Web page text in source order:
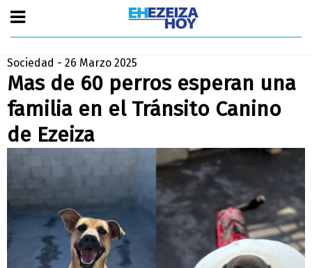
Sociedad - 26 Marzo 2025
Mas de 60 perros esperan una
familia en el Tránsito Canino
de Ezeiza